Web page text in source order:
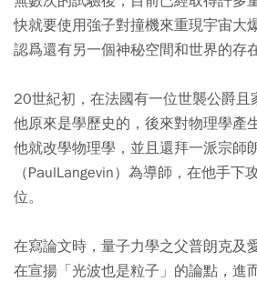
快就要使用強子對撞機來重現宇宙大
認爲還有另一個神秘空間和世界的存在
20世紀初，在法國有一位世襲公爵且
他原來是學歷史的，後來對物理學產
他就改學物理學，並且還拜一派宗師
（PaulLangevin）為導師，在他手下
位。
在寫論文時，量子力學之父普朗克及
在宣揚「光波也是粒子」的論點，進